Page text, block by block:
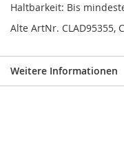
Haltbarkeit: Bis
Alte ArtNr. CLAD95355,
Weitere Informationen